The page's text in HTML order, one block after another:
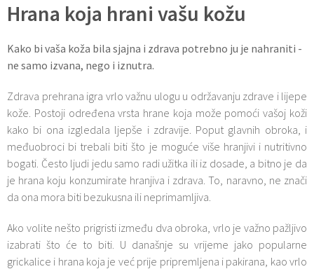
Hrana koja hrani vašu kožu
Kako bi vaša koža bila sjajna i zdrava potrebno ju je nahraniti -
ne samo izvana, nego i iznutra.
Zdrava prehrana igra vrlo važnu ulogu u održavanju zdrave i lijepe
kože. Postoji određena vrsta hrane koja može pomoći vašoj koži
kako bi ona izgledala ljepše i zdravije. Poput glavnih obroka, i
međuobroci bi trebali biti što je moguće više hranjivi i nutritivno
bogati. Često ljudi jedu samo radi užitka ili iz dosade, a bitno je da
je hrana koju konzumirate hranjiva i zdrava. To, naravno, ne znači
da ona mora biti bezukusna ili neprimamljiva.
Ako volite nešto prigristi između dva obroka, vrlo je važno pažljivo
izabrati što će to biti. U današnje su vrijeme jako popularne
grickalice i hrana koja je već prije pripremljena i pakirana, kao vrlo